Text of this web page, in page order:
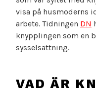
visa på husmoderns
arbete. Tidningen DN
knypplingen som en
sysselsättning.
VAD ÄR